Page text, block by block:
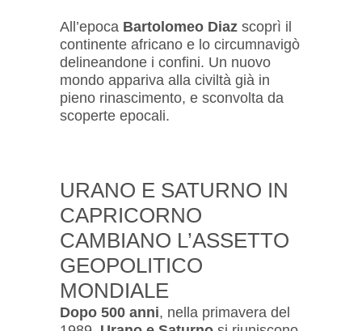
All’epoca Bartolomeo Diaz scoprì il
continente africano e lo circumnavigò
delineandone i confini. Un nuovo
mondo appariva alla civiltà già in
pieno rinascimento, e sconvolta da
scoperte epocali.
URANO E SATURNO IN
CAPRICORNO
CAMBIANO L’ASSETTO
GEOPOLITICO
MONDIALE
Dopo 500 anni, nella primavera del